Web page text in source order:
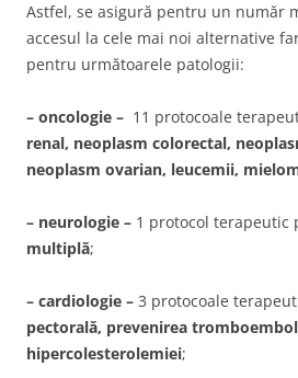
Astfel, se asigură pentru un număr
accesul la cele mai noi alternative
pentru următoarele patologii:
– oncologie – 11 protocoale
renal, neoplasm colorectal,
neoplasm ovarian, leucemii,
– neurologie – 1 protocol terapeutic
multiplă;
– cardiologie – 3 protocoale
pectorală, prevenirea
hipercolesterolemiei;